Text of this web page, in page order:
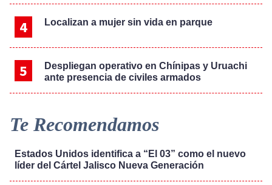
Localizan a mujer sin vida en parque
Despliegan operativo en Chínipas y Uruachi
ante presencia de civiles armados
Te Recomendamos
Estados Unidos identifica a “El 03” como el nuevo
líder del Cártel Jalisco Nueva Generación